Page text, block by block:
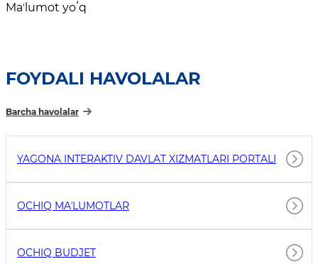
Maʼlumot yoʻq
FOYDALI HAVOLALAR
Barcha havolalar
YAGONA INTERAKTIV DAVLAT XIZMATLARI PORTALI
OCHIQ MAʼLUMOTLAR
OCHIQ BUDJET